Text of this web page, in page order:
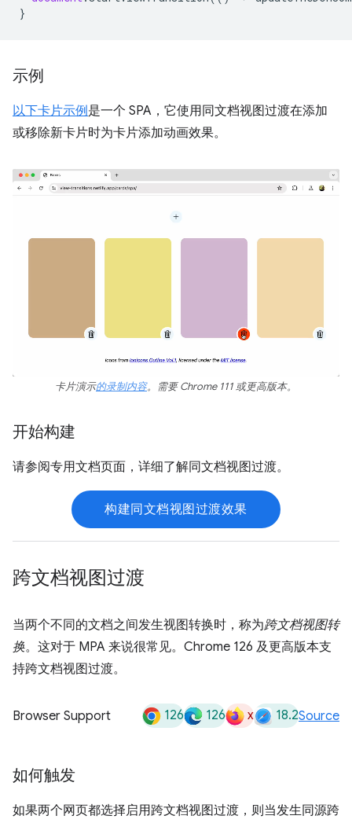
}
示例
以下卡片示例是一个 SPA，它使用同文档视图过渡在添加
或移除新卡片时为卡片添加动画效果。
卡片演示的录制内容。需要 Chrome 111 或更高版本。
开始构建
请参阅专用文档页面，详细了解同文档视图过渡。
构建同文档视图过渡效果
跨文档视图过渡
当两个不同的文档之间发生视图转换时，称为跨文档视图转
换。这对于 MPA 来说很常见。Chrome 126 及更高版本支
持跨文档视图过渡。
Browser Support 126 126 x 18.2Source
如何触发
如果两个网页都选择启用跨文档视图过渡，则当发生同源跨